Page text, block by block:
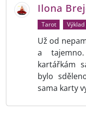
Ilona
Tarot
Už od
a
kartářkám
bylo
sama karty